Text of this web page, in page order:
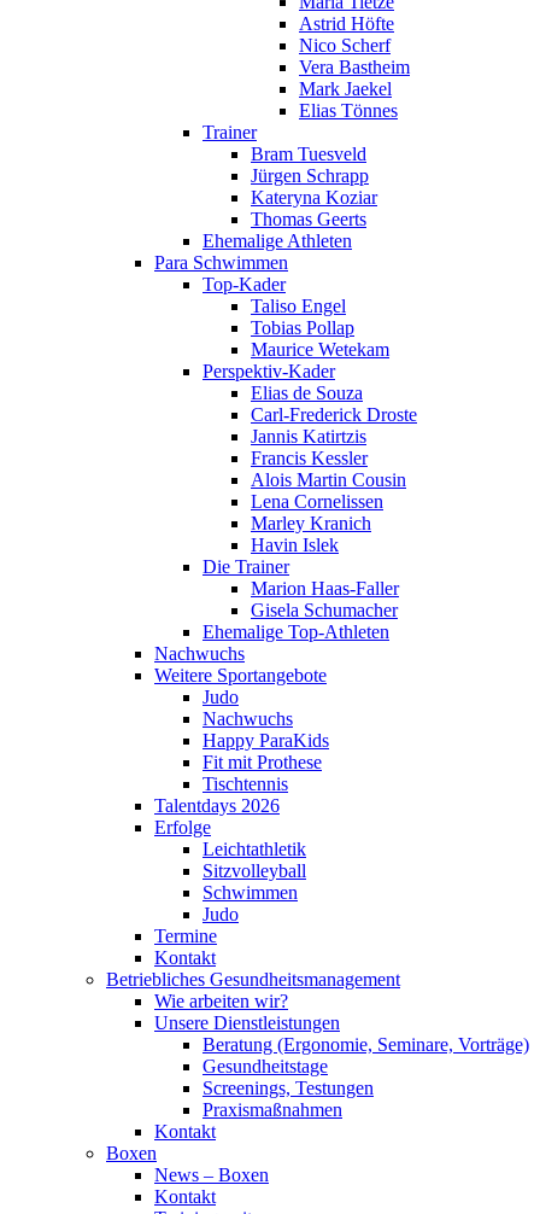
Astrid Höfte
Nico Scherf
Vera Bastheim
Mark Jaekel
Elias Tönnes
Trainer
Bram Tuesveld
Jürgen Schrapp
Kateryna Koziar
Thomas Geerts
Ehemalige Athleten
Para Schwimmen
Top-Kader
Taliso Engel
Tobias Pollap
Maurice Wetekam
Perspektiv-Kader
Elias de Souza
Carl-Frederick Droste
Jannis Katirtzis
Francis Kessler
Alois Martin Cousin
Lena Cornelissen
Marley Kranich
Havin Islek
Die Trainer
Marion Haas-Faller
Gisela Schumacher
Ehemalige Top-Athleten
Nachwuchs
Weitere Sportangebote
Judo
Nachwuchs
Happy ParaKids
Fit mit Prothese
Tischtennis
Talentdays 2026
Erfolge
Leichtathletik
Sitzvolleyball
Schwimmen
Judo
Termine
Kontakt
Betriebliches Gesundheits­management
Wie arbeiten wir?
Unsere Dienstleistungen
Beratung (Ergonomie, Seminare, Vorträge)
Gesundheitstage
Screenings, Testungen
Praxismaßnahmen
Kontakt
Boxen
News – Boxen
Kontakt